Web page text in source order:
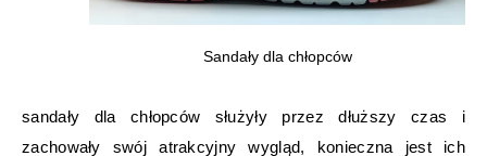
Sandały dla chłopców
sandały dla chłopców służyły przez dłuższy czas i
zachowały swój atrakcyjny wygląd, konieczna jest ich